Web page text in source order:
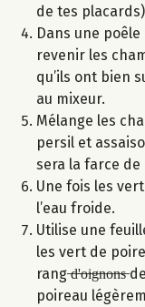
de tes
Dans une
revenir les
qu’ils ont bien
au mixeur.
Mélange les
persil et
sera la farce
Une fois les
l’eau froide.
Utilise une
les vert de
rang ̶d̶'̶o̶i̶g̶n̶o̶n̶s̶
poireau